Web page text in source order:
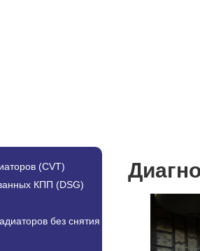
(CVT)
КПП (DSG)
без снятия